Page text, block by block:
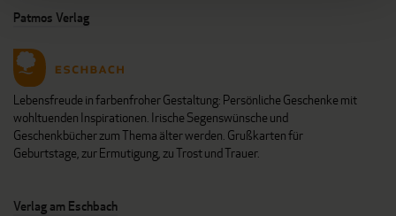
Patmos Verlag
Lebensfreude in farbenfroher Gestaltung: Persönliche Geschenke mit
wohltuenden Inspirationen. Irische Segenswünsche und
Geschenkbücher zum Thema älter werden. Grußkarten für
Geburtstage, zur Ermutigung, zu Trost und Trauer.
Verlag am Eschbach